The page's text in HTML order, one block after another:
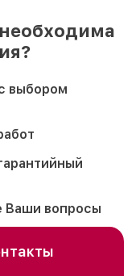
выбором
Ваши вопросы